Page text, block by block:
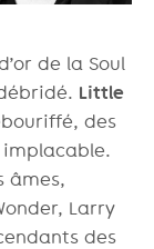
de la Soul
Little
des
âmes,
Larry
des